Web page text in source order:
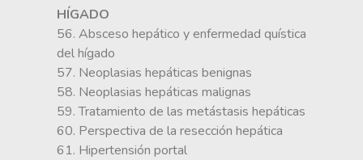
HÍGADO
56. Absceso hepático y enfermedad quística
del hígado
57. Neoplasias hepáticas benignas
58. Neoplasias hepáticas malignas
59. Tratamiento de las metástasis hepáticas
60. Perspectiva de la resección hepática
61. Hipertensión portal